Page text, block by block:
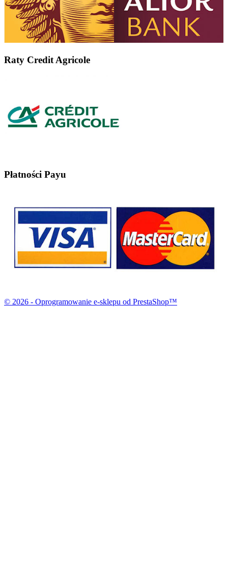
Raty Credit Agricole
Płatności Payu
© 2026 - Oprogramowanie e-sklepu od PrestaShop™